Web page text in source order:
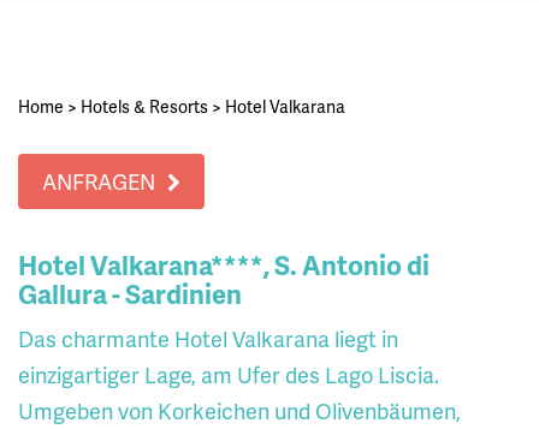
Home > Hotels & Resorts > Hotel Valkarana
ANFRAGEN
Hotel Valkarana****, S. Antonio di
Gallura - Sardinien
Das charmante Hotel Valkarana liegt in
einzigartiger Lage, am Ufer des Lago Liscia.
Umgeben von Korkeichen und Olivenbäumen,